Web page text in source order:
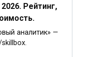
Рейтинг,
аналитик» —